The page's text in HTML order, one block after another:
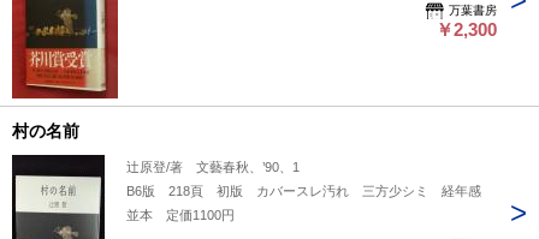
万葉書房
￥2,300
村の名前
辻原登/著 文藝春秋、’90、1
B6版 218頁 初版 カバースレ汚れ 三方少シミ 経年感
並本 定価1100円